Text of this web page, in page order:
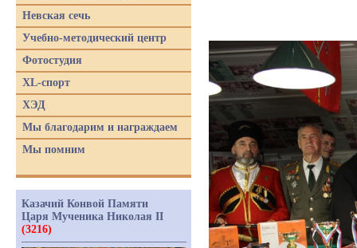
Невская сечь
Учебно-методический центр
Фотостудия
XL-спорт
ХЭД
Мы благодарим и награждаем
Мы помним
Казачий Конвой Памяти
Царя Мученика Николая II
(3216)